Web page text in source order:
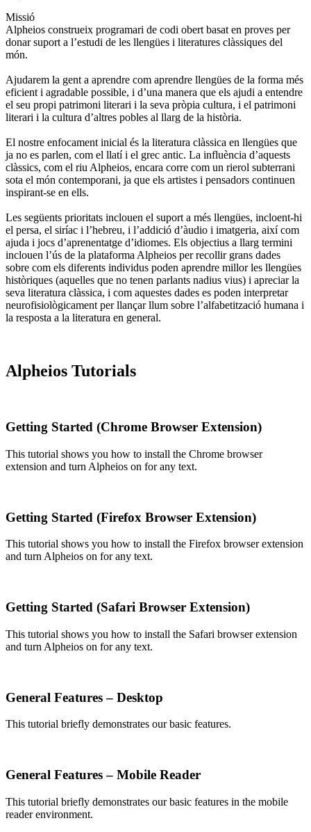
Missió
Alpheios construeix programari de codi obert basat en proves per
donar suport a l’estudi de les llengües i literatures clàssiques del
món.
Ajudarem la gent a aprendre com aprendre llengües de la forma més
eficient i agradable possible, i d’una manera que els ajudi a entendre
el seu propi patrimoni literari i la seva pròpia cultura, i el patrimoni
literari i la cultura d’altres pobles al llarg de la història.
El nostre enfocament inicial és la literatura clàssica en llengües que
ja no es parlen, com el llatí i el grec antic. La influència d’aquests
clàssics, com el riu Alpheios, encara corre com un rierol subterrani
sota el món contemporani, ja que els artistes i pensadors continuen
inspirant-se en ells.
Les següents prioritats inclouen el suport a més llengües, incloent-hi
el persa, el siríac i l’hebreu, i l’addició d’àudio i imatgeria, així com
ajuda i jocs d’aprenentatge d’idiomes. Els objectius a llarg termini
inclouen l’ús de la plataforma Alpheios per recollir grans dades
sobre com els diferents individus poden aprendre millor les llengües
històriques (aquelles que no tenen parlants nadius vius) i apreciar la
seva literatura clàssica, i com aquestes dades es poden interpretar
neurofisiològicament per llançar llum sobre l’alfabetització humana i
la resposta a la literatura en general.
Alpheios Tutorials
Getting Started (Chrome Browser Extension)
This tutorial shows you how to install the Chrome browser
extension and turn Alpheios on for any text.
Getting Started (Firefox Browser Extension)
This tutorial shows you how to install the Firefox browser extension
and turn Alpheios on for any text.
Getting Started (Safari Browser Extension)
This tutorial shows you how to install the Safari browser extension
and turn Alpheios on for any text.
General Features – Desktop
This tutorial briefly demonstrates our basic features.
General Features – Mobile Reader
This tutorial briefly demonstrates our basic features in the mobile
reader environment.